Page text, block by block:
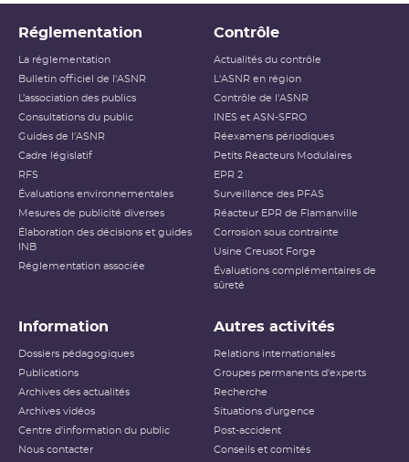
Réglementation
La réglementation
Bulletin officiel de l'ASNR
L’association des publics
Consultations du public
Guides de l'ASNR
Cadre législatif
RFS
Évaluations environnementales
Mesures de publicité diverses
Élaboration des décisions et guides
INB
Réglementation associée
Contrôle
Actualités du contrôle
L'ASNR en région
Contrôle de l'ASNR
INES et ASN-SFRO
Réexamens périodiques
Petits Réacteurs Modulaires
EPR 2
Surveillance des PFAS
Réacteur EPR de Flamanville
Corrosion sous contrainte
Usine Creusot Forge
Évaluations complémentaires de
sûreté
Information
Dossiers pédagogiques
Publications
Archives des actualités
Archives vidéos
Centre d'information du public
Nous contacter
Autres activités
Relations internationales
Groupes permanents d'experts
Recherche
Situations d'urgence
Post-accident
Conseils et comités